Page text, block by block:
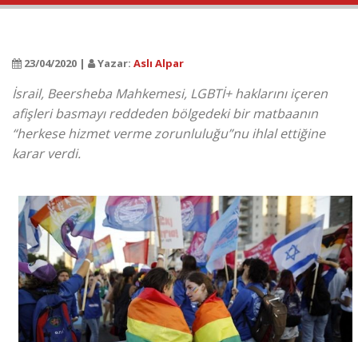
23/04/2020 | Yazar: Aslı Alpar
İsrail, Beersheba Mahkemesi, LGBTİ+ haklarını içeren
afişleri basmayı reddeden bölgedeki bir matbaanın
“herkese hizmet verme zorunluluğu”nu ihlal ettiğine
karar verdi.